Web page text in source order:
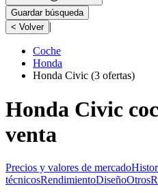
Guardar búsqueda
< Volver |
Coche
Honda
Honda Civic (3 ofertas)
Honda Civic
venta
Precios y valores de mercado
técnicosRendimientoDiseñoOtros